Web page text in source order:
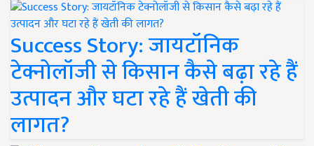
Success Story: जायटॉनिक
टेक्नोलॉजी से किसान कैसे बढ़ा रहे हैं
उत्पादन और घटा रहे हैं खेती की
लागत?